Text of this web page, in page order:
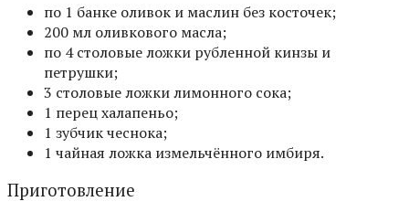
по 1 банке оливок и маслин без косточек;
200 мл оливкового масла;
по 4 столовые ложки рубленной кинзы и
петрушки;
3 столовые ложки лимонного сока;
1 перец халапеньо;
1 зубчик чеснока;
1 чайная ложка измельчённого имбиря.
Приготовление